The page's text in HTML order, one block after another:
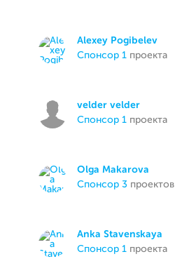
Alexey Pogibelev
спонсор 1 проекта
velder velder
спонсор 1 проекта
Olga Makarova
спонсор 3 проектов
Anka Stavenskaya
спонсор 1 проекта